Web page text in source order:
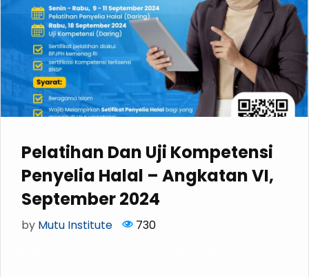
Pelatihan Dan Uji Kompetensi
Penyelia Halal – Angkatan VI,
September 2024
by Mutu Institute
730